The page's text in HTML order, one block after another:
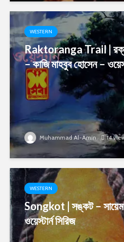
WESTERN
Raktoranga Trail |
– কাজি মাহবুব হোসেন –
Muhammad Al-Amin 14
WESTERN
Songkot | সঙ্কট – সায়েম
ওয়েস্টার্ন সিরিজ